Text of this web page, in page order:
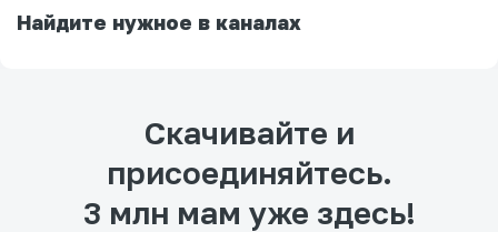
Найдите нужное в каналах
Скачивайте и
присоединяйтесь.
3 млн мам уже здесь!